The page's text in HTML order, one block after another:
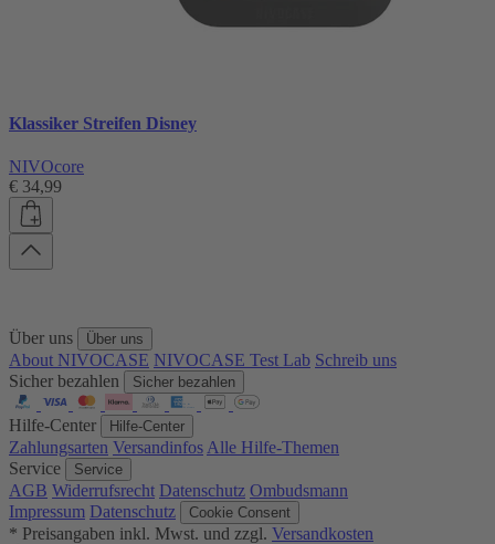
Klassiker Streifen Disney
NIVOcore
€ 34,99
Über uns Über uns
About NIVOCASE NIVOCASE Test Lab Schreib uns
Sicher bezahlen
Sicher bezahlen
Hilfe-Center Hilfe-Center
Zahlungsarten Versandinfos Alle Hilfe-Themen
Service
Service
AGB Widerrufsrecht Datenschutz Ombudsmann
Impressum Datenschutz Cookie Consent
* Preisangaben inkl. Mwst. und zzgl. Versandkosten